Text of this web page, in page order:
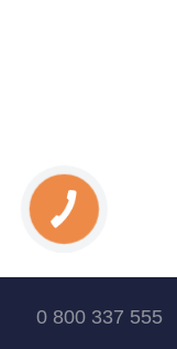
0 800 337 555